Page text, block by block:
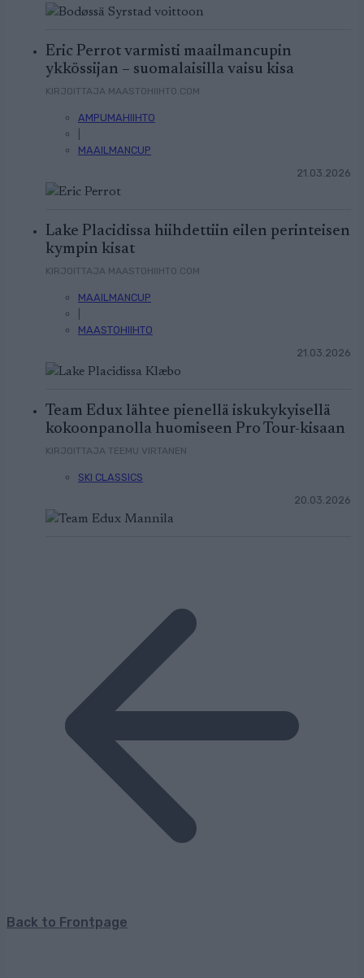
Eric Perrot varmisti maailmancupin
ykkössijan – suomalaisilla vaisu kisa
KIRJOITTAJA MAASTOHIIHTO.COM
AMPUMAHIIHTO
MAAILMANCUP
21.03.2026
Lake Placidissa hiihdettiin eilen perinteisen
kympin kisat
KIRJOITTAJA MAASTOHIIHTO.COM
MAAILMANCUP
MAASTOHIIHTO
21.03.2026
Team Edux lähtee pienellä iskukykyisellä
kokoonpanolla huomiseen Pro Tour-kisaan
KIRJOITTAJA TEEMU VIRTANEN
SKI CLASSICS
20.03.2026
Back to Frontpage